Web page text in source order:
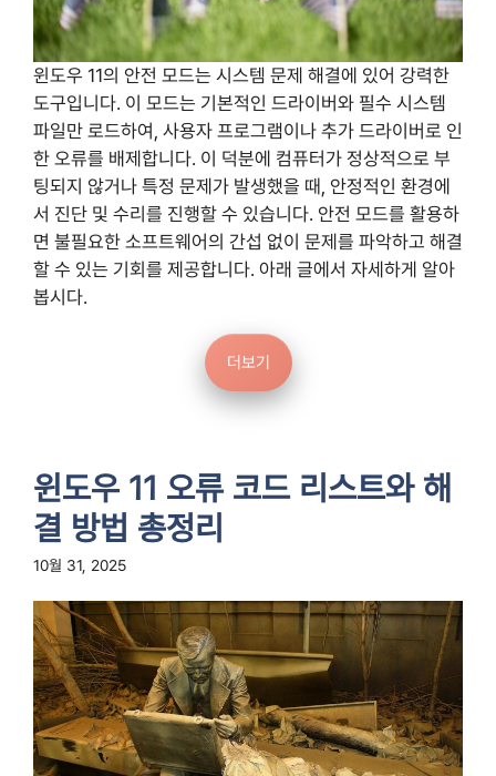
윈도우 11의 안전 모드는 시스템 문제 해결에 있어 강력한
도구입니다. 이 모드는 기본적인 드라이버와 필수 시스템
파일만 로드하여, 사용자 프로그램이나 추가 드라이버로 인
한 오류를 배제합니다. 이 덕분에 컴퓨터가 정상적으로 부
팅되지 않거나 특정 문제가 발생했을 때, 안정적인 환경에
서 진단 및 수리를 진행할 수 있습니다. 안전 모드를 활용하
면 불필요한 소프트웨어의 간섭 없이 문제를 파악하고 해결
할 수 있는 기회를 제공합니다. 아래 글에서 자세하게 알아
봅시다.
더보기
윈도우 11 오류 코드 리스트와 해
결 방법 총정리
10월 31, 2025